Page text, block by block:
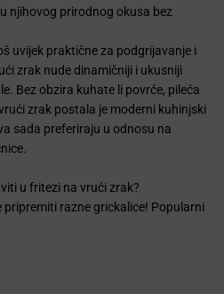
njihovog prirodnog okusa bez
uvijek praktične za podgrijavanje i
zrak nude dinamičniji i ukusniji
Bez obzira kuhate li povrće, pileća
zrak postala je moderni kuhinjski
sada preferiraju u odnosu na
u fritezi na vrući zrak?
pripremiti razne grickalice! Popularni